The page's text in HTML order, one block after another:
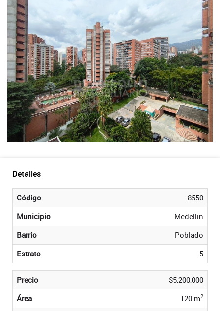
Detalles
Código
8550
Municipio
Medellin
Barrio
Poblado
Estrato
5
Precio
$5,200,000
Área
120 m2